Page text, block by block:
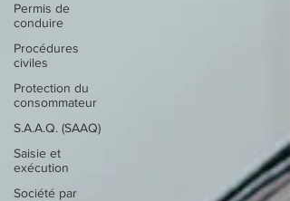
Permis de
conduire
Procédures
civiles
Protection du
consommateur
S.A.A.Q. (SAAQ)
Saisie et
exécution
Société par